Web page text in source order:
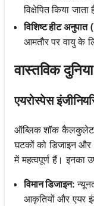
विक्षेपित किया जाता
विशिष्ट हीट
आमतौर पर वायु के
वास्तविक
एयरोस्पेस
ऑब्लिक शॉक कैलकुलेटर
घटकों को डिजाइन और
में महत्वपूर्ण हैं। इनका
विमान डिजाइन:
आकृतियों और एयर